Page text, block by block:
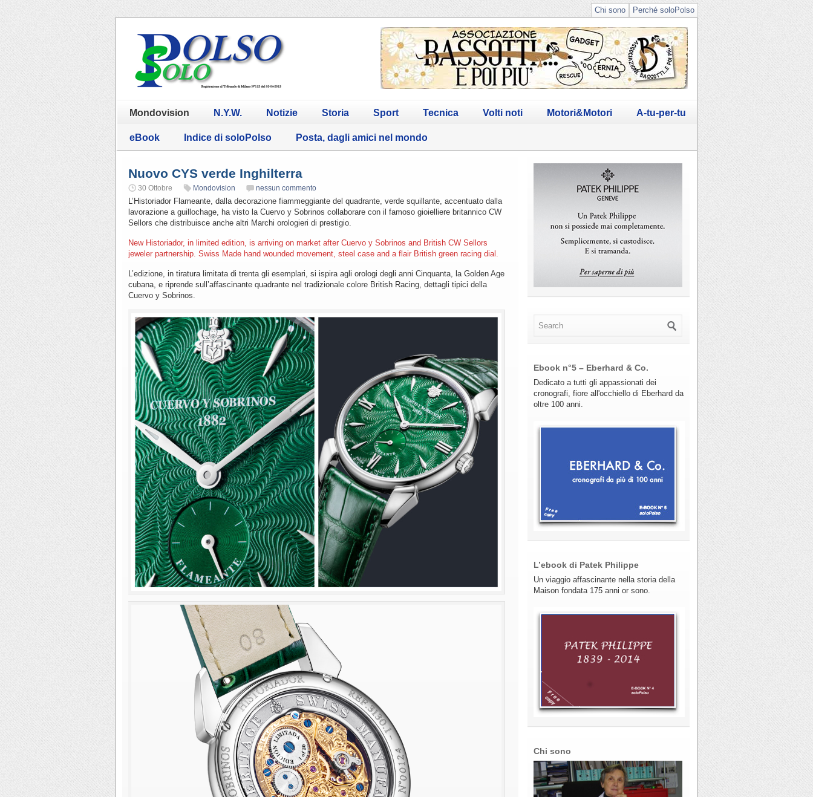
Perché soloPolso
Chi sono
Mondovision N.Y.W. Notizie Storia Sport Tecnica Volti noti Motori&Motori A-tu-per-tu
eBook Indice di soloPolso Posta, dagli amici nel mondo
Nuovo CYS verde Inghilterra
30 Ottobre Mondovision nessun commento
L’Historiador Flameante, dalla decorazione fiammeggiante del quadrante, verde squillante, accentuato dalla
lavorazione a guillochage, ha visto la Cuervo y Sobrinos collaborare con il famoso gioielliere britannico CW
Sellors che distribuisce anche altri Marchi orologieri di prestigio.
New Historiador, in limited edition, is arriving on market after Cuervo y Sobrinos and British CW Sellors
jeweler partnership. Swiss Made hand wounded movement, steel case and a flair British green racing dial.
L’edizione, in tiratura limitata di trenta gli esemplari, si ispira agli orologi degli anni Cinquanta, la Golden Age
cubana, e riprende sull’affascinante quadrante nel tradizionale colore British Racing, dettagli tipici della
Cuervo y Sobrinos.
Ebook n°5 – Eberhard & Co.
Dedicato a tutti gli appassionati dei
cronografi, fiore all'occhiello di Eberhard da
oltre 100 anni.
L’ebook di Patek Philippe
Un viaggio affascinante nella storia della
Maison fondata 175 anni or sono.
Chi sono